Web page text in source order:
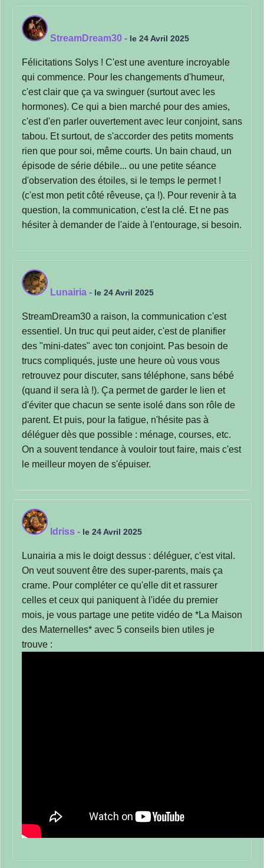
StreamDream30 - le 24 Avril 2025
Félicitations Solys ! C'est une aventure incroyable
qui commence. Pour les changements d'humeur,
c'est clair que ça va swinguer (surtout avec les
hormones). Ce qui a bien marché pour des amies,
c'est d'en parler ouvertement avec leur conjoint, sans
tabou. Et surtout, de s'accorder des petits moments
rien que pour soi, même courts. Un bain chaud, un
épisode de série débile... ou une petite séance
d'observation des étoiles, si le temps le permet !
(c'est mon petit côté rêveuse, ça !). Pour revenir à ta
question, la communication, c'est la clé. Et ne pas
hésiter à demander de l'aide à l'entourage, si besoin.
Lunairia - le 24 Avril 2025
StreamDream30 a raison, la communication c'est
essentiel. Un truc qui peut aider, c'est de planifier
des "mini-dates" avec ton conjoint. Pas besoin de
trucs compliqués, juste une heure où vous vous
retrouvez pour discuter, sans téléphone, sans bébé
(quand il sera là !). Ça permet de garder le lien et
d'éviter que chacun se sente isolé dans son rôle de
parent. Et puis, pour la fatigue, n'hésite pas à
déléguer dès que possible : ménage, courses, etc.
On a souvent tendance à vouloir tout faire, mais c'est
le meilleur moyen de s'épuiser.
Idriss - le 24 Avril 2025
Lunairia a mis le doigt dessus : déléguer, c'est vital.
On veut souvent être des super-parents, mais ça
crame. Pour compléter ce qu'elle dit et rassurer
celles et ceux qui paniquent à l'idée du premier
mois, je vous partage une petite vidéo de *La Maison
des Maternelles* avec 5 conseils bien utiles je
trouve :